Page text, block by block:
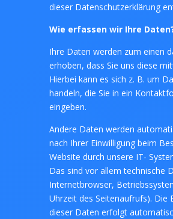
dieser Datenschutzerklärung
Wie erfassen wir Ihre
Ihre Daten werden zum einen
erhoben, dass Sie uns diese
Hierbei kann es sich z. B. um
handeln, die Sie in ein
eingeben.
Andere Daten werden
nach Ihrer Einwilligung beim
Website durch unsere IT-
Das sind vor allem technische
Internetbrowser,
Uhrzeit des Seitenaufrufs). Die
dieser Daten erfolgt